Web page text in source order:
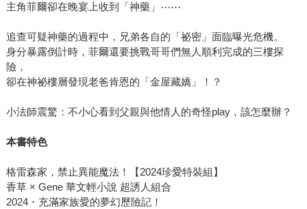
主角菲爾卻在晚宴上收到「神藥」⋯⋯
追查可疑神藥的過程中，兄弟各自的「祕密」面臨曝光危機。
身分暴露倒計時，菲爾還要挑戰哥哥們無人順利完成的三樓探
險，
卻在神祕樓層發現老爸肯恩的「金屋藏嬌」！？
小法師震驚：不小心看到父親與他情人的奇怪play，該怎麼辦？
本書特色
格雷森家，禁止異能魔法！【2024珍愛特裝組】
香草 × Gene 華文輕小說 超誘人組合
2024・充滿家族愛的夢幻歷險記！